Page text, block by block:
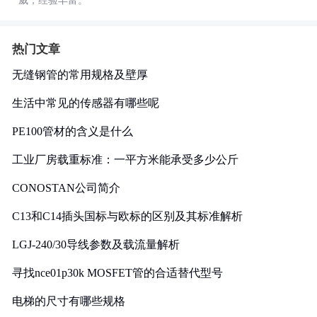
热门文章
无缝钢管的常用规格及壁厚
生活中常见的传感器有哪些呢
PE100管材的含义是什么
工业厂房载重标准：一平方米能承受多少公斤
CONOSTAN公司简介
C13和C14插头国标与欧标的区别及其标准解析
LGJ-240/30导线参数及载流量解析
寻找nce01p30k MOSFET管的合适替代型号
电梯的尺寸有哪些规格